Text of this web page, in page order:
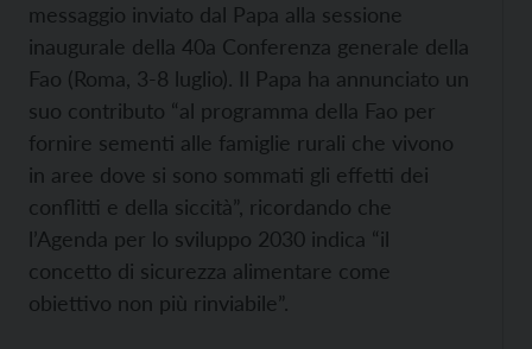
messaggio inviato dal Papa alla sessione
inaugurale della 40a Conferenza generale della
Fao (Roma, 3-8 luglio). Il Papa ha annunciato un
suo contributo “al programma della Fao per
fornire sementi alle famiglie rurali che vivono
in aree dove si sono sommati gli effetti dei
conflitti e della siccità”, ricordando che
l’Agenda per lo sviluppo 2030 indica “il
concetto di sicurezza alimentare come
obiettivo non più rinviabile”.